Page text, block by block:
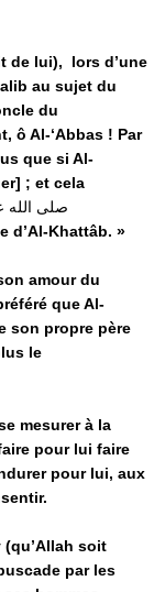
de lui), lors d’une
au sujet du
du
ô Al-‘Abbas ! Par
que si Al-
; et cela
صلى الله
d’Al-Khattâb. »
amour du
que Al-
son propre père
le
mesurer à la
pour lui faire
pour lui, aux
soit
par les